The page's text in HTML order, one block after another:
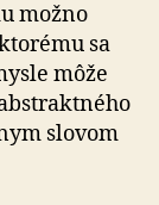
možno
sa
môže
slovom